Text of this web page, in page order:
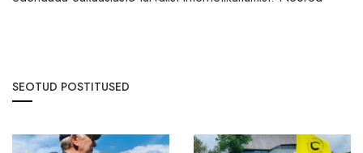
SEOTUD POSTITUSED